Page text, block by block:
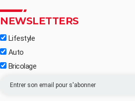
NEWSLETTERS
Lifestyle
Auto
Bricolage